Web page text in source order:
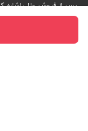
پس از فروش عالی اشاره
می‌آورد.
دفتر مرکزی:تهران،